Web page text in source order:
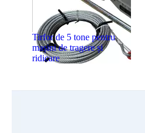
Tirfor de 5 tone pentru
mașini de tragere și
ridicare